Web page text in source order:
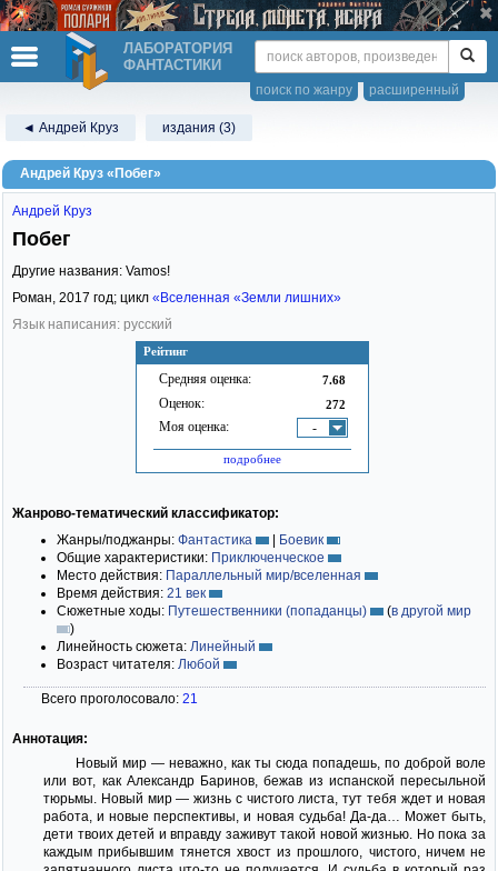
ЛАБОРАТОРИЯ
ФАНТАСТИКИ
расширенный
поиск по жанру
◄ Андрей Круз издания (3)
Андрей Круз «Побег»
Рейтинг
Средняя оценка: 7.68
Оценок: 272
Моя оценка: -
подробнее
Андрей Круз
Побег
Другие названия: Vamos!
Роман, 2017 год; цикл «Вселенная «Земли лишних»
Язык написания: русский
Жанрово-тематический классификатор:
Жанры/поджанры: Фантастика | Боевик
Общие характеристики: Приключенческое
Место действия: Параллельный мир/вселенная
Время действия: 21 век
Сюжетные ходы: Путешественники (попаданцы) (в другой мир
)
Линейность сюжета: Линейный
Возраст читателя: Любой
Всего проголосовало: 21
Аннотация:
Новый мир — ​неважно, как ты сюда попадешь, по доброй воле
или вот, как Александр Баринов, бежав из испанской пересыльной
тюрьмы. Новый мир — ​жизнь с чистого листа, тут тебя ждет и новая
работа, и новые перспективы, и новая судьба! Да-да… Может быть,
дети твоих детей и вправду заживут такой новой жизнью. Но пока за
каждым прибывшим тянется хвост из прошлого, чистого, ничем не